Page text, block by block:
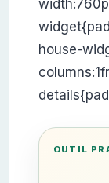
OUTIL